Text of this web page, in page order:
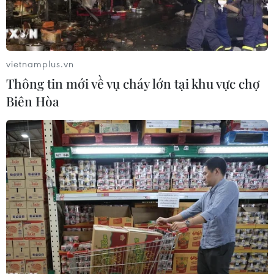
Thứ trưởng Bộ Tài chính Trần Quốc Phương phát biểu. (Ảnh:
Doãn Tấn/TTXVN)
Tiếp tục chương trình Phiên họp thứ 50, sáng
14/10, Ủy ban Thường vụ Quốc hội cho ý kiến về
vietnamplus.vn
Thông tin mới về vụ cháy lớn tại khu vực chợ
Biên Hòa